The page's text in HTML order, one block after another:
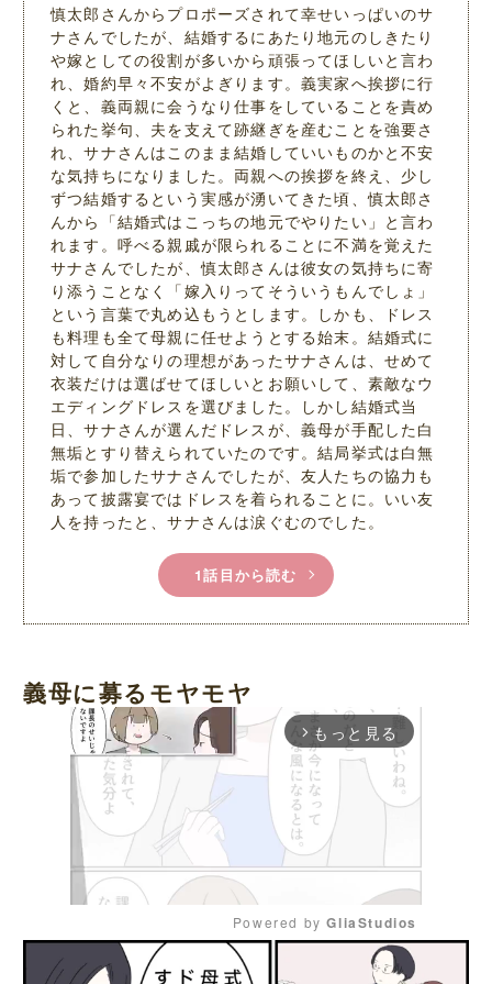
慎太郎さんからプロポーズされて幸せいっぱいのサ
ナさんでしたが、結婚するにあたり地元のしきたり
や嫁としての役割が多いから頑張ってほしいと言わ
れ、婚約早々不安がよぎります。義実家へ挨拶に行
くと、義両親に会うなり仕事をしていることを責め
られた挙句、夫を支えて跡継ぎを産むことを強要さ
れ、サナさんはこのまま結婚していいものかと不安
な気持ちになりました。両親への挨拶を終え、少し
ずつ結婚するという実感が湧いてきた頃、慎太郎さ
んから「結婚式はこっちの地元でやりたい」と言わ
れます。呼べる親戚が限られることに不満を覚えた
サナさんでしたが、慎太郎さんは彼女の気持ちに寄
り添うことなく「嫁入りってそういうもんでしょ」
という言葉で丸め込もうとします。しかも、ドレス
も料理も全て母親に任せようとする始末。結婚式に
対して自分なりの理想があったサナさんは、せめて
衣装だけは選ばせてほしいとお願いして、素敵なウ
エディングドレスを選びました。しかし結婚式当
日、サナさんが選んだドレスが、義母が手配した白
無垢とすり替えられていたのです。結局挙式は白無
垢で参加したサナさんでしたが、友人たちの協力も
あって披露宴ではドレスを着られることに。いい友
人を持ったと、サナさんは涙ぐむのでした。
1話目から読む
義母に募るモヤモヤ
arrow_forward_ios もっと見る
Powered by GliaStudios